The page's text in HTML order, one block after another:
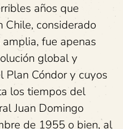
años que
Chile, considerado
fue apenas
global y
Plan Cóndor y cuyos
los tiempos del
Juan Domingo
de 1955 o bien, al